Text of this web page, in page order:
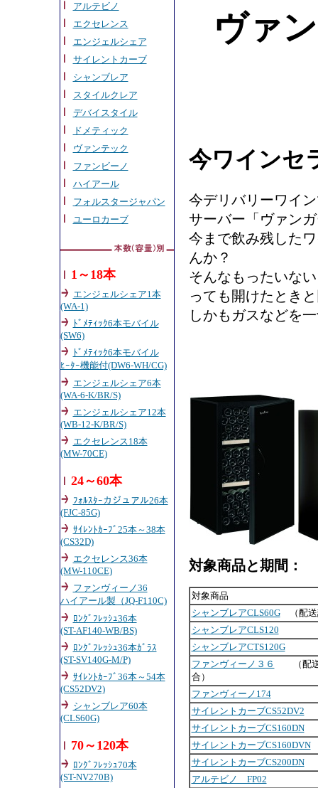
アルテビノ
エクセレンス
エンジェルシェア
サイレントカーブ
シャンブレア
スタイルクレア
デバイスタイル
ドメティック
ヴァンテック
ファンビーノ
ハイアール
フォルスタージャパン
ユーロカーブ
1～18本
エンジェルシェア1本
(WA-1)
ﾄﾞﾒﾃｨｯｸ6本モバイル
(SW6)
ﾄﾞﾒﾃｨｯｸ6本モバイル
ﾋｰﾀｰ機能付(DW6-WH/CG)
エンジェルシェア6本
(WA-6-K/BR/S)
エンジェルシェア12本
(WB-12-K/BR/S)
エクセレンス18本
(MW-70CE)
24～60本
ﾌｫﾙｽﾀｰカジュアル26本
(FJC-85G)
ｻｲﾚﾝﾄｶｰﾌﾞ25本～38本
(CS32D)
エクセレンス36本
(MW-110CE)
ファンヴィーノ36
ハイアール製（JQ-F110C)
ﾛﾝｸﾞﾌﾚｯｼｭ36本
(ST-AF140-WB/BS)
ﾛﾝｸﾞﾌﾚｯｼｭ36本ｶﾞﾗｽ
(ST-SV140G-M/P)
ｻｲﾚﾝﾄｶｰﾌﾞ36本～54本
(CS52DV2)
シャンブレア60本
(CLS60G)
70～120本
ﾛﾝｸﾞﾌﾚｯｼｭ70本
(ST-NV270B)
ヴァ
今ワインセ
今デリバリーワイ
サーバー「ヴァン
今まで飲み残した
んか？
そんなもったいな
っても開けたとき
しかもガスなどを
対象商品と期間：
対象商品
シャンブレアCLS60G（配送
シャンブレアCLS120
シャンブレアCTS120G
ファンヴィーノ３６
（配送
合）
ファンヴィーノ174
サイレントカーブCS52DV2
サイレントカーブCS160DN
サイレントカーブCS160DVN
サイレントカーブCS200DN
アルテビノ FP02